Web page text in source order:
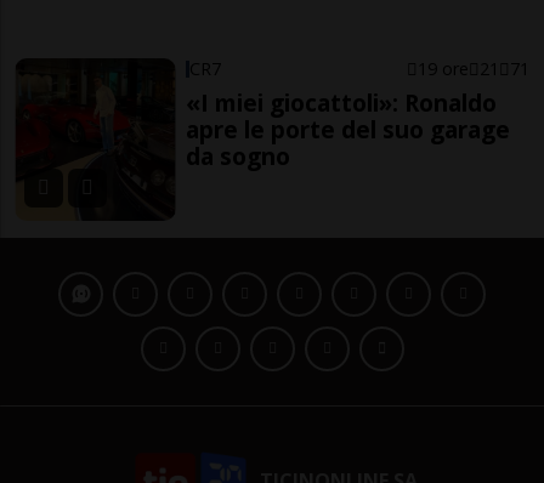
CR7 19 ore 21 71
«I miei giocattoli»: Ronaldo
apre le porte del suo garage
da sogno